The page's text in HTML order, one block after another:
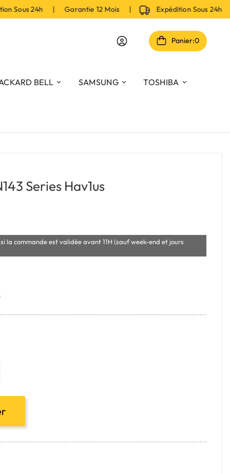
Sous 24h | Garantie 12 Mois | Expédition Sous 24h |
Panier:0
BELL SAMSUNG TOSHIBA
Series Hav1us
la commande est validée avant 11H (sauf week-end et jours